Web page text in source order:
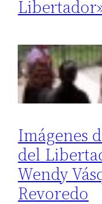
Imágenes
del
Wendy
Revoredo